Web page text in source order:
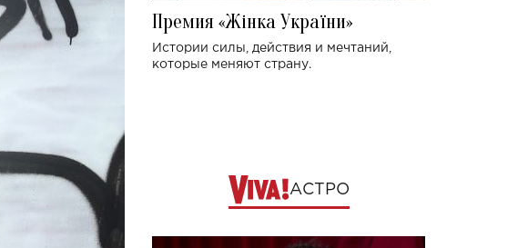
Премия «Жінка України»
Истории силы, действия и мечтаний,
которые меняют страну.
АСТРО